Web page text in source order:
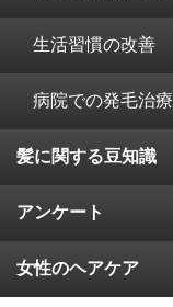
生活習慣の改善
病院での発毛治療
髪に関する豆知識
アンケート
女性のヘアケア